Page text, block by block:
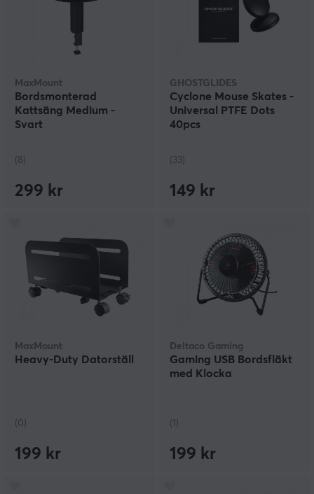
MaxMount
Bordsmonterad
Kattsäng Medium -
Svart
(8)
299 kr
GHOSTGLIDES
Cyclone Mouse Skates -
Universal PTFE Dots
40pcs
(33)
149 kr
MaxMount
Heavy-Duty Datorställ
(0)
199 kr
Deltaco Gaming
Gaming USB Bordsfläkt
med Klocka
(1)
199 kr